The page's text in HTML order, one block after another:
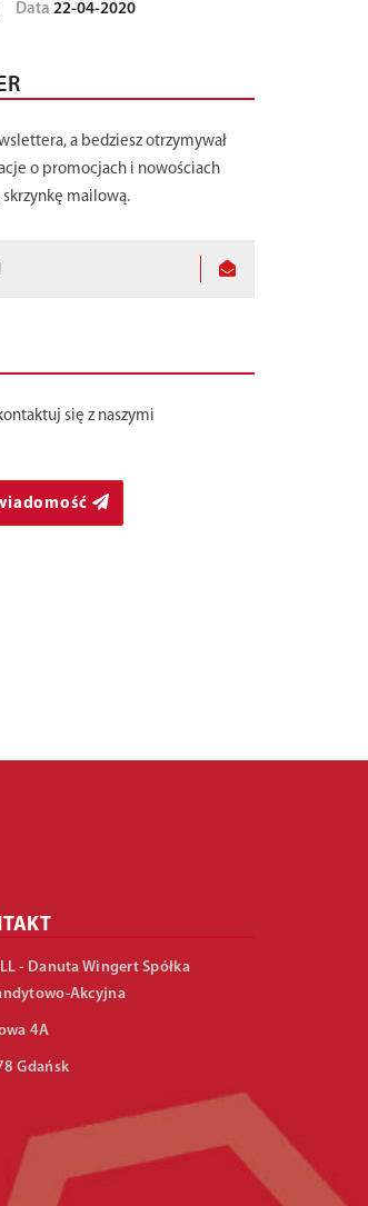
gra dla Wielkiej
Pomocy!
Data 22-04-2020
a bedziesz otrzymywał
o promocjach i nowościach
mailową.
się z naszymi
- Danuta Wingert Spółka
Akcyjna
4A
Gdańsk